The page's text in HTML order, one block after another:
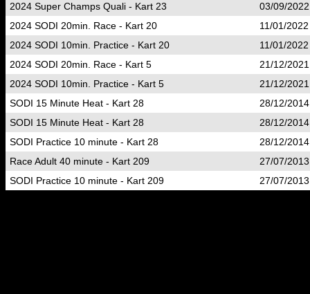
2024 Super Champs Quali - Kart 23
03/09/
2024 SODI 20min. Race - Kart 20
11/01/
2024 SODI 10min. Practice - Kart 20
11/01/
2024 SODI 20min. Race - Kart 5
21/12/
2024 SODI 10min. Practice - Kart 5
21/12/
SODI 15 Minute Heat - Kart 28
28/12/
SODI 15 Minute Heat - Kart 28
28/12/
SODI Practice 10 minute - Kart 28
28/12/
Race Adult 40 minute - Kart 209
27/07/
SODI Practice 10 minute - Kart 209
27/07/